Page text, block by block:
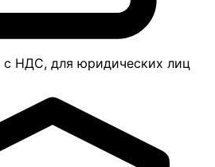
с НДС, для юридических лиц